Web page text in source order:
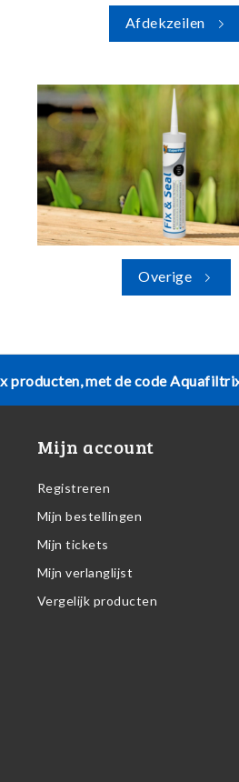
Afdekzeilen
Overige
met de code
Mijn account
Registreren
Mijn bestellingen
Mijn tickets
Mijn verlanglijst
Vergelijk producten